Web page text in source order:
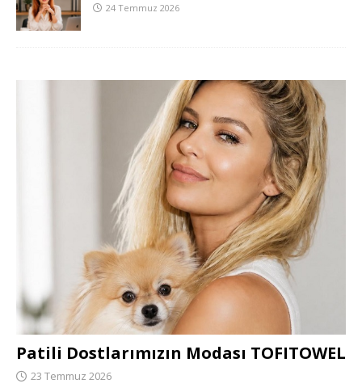
24 Temmuz 2026
Patili Dostlarımızın Modası TOFITOWEL
23 Temmuz 2026